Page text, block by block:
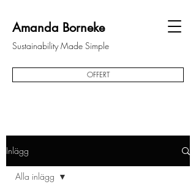
Amanda Borneke
Sustainability Made Simple
OFFERT
Inlägg
Alla inlägg